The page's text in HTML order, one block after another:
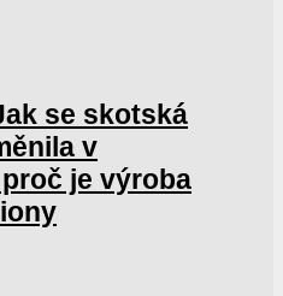
se skotská
v
je výroba